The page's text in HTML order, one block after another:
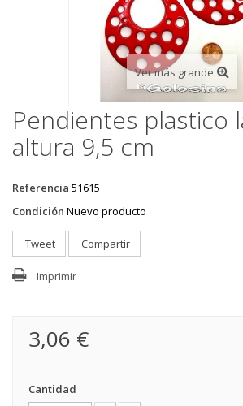
Ver más grande
Pendientes plastico
altura 9,5 cm
Referencia 51615
Condición Nuevo producto
Tweet Compartir
Imprimir
3,06 €
Cantidad